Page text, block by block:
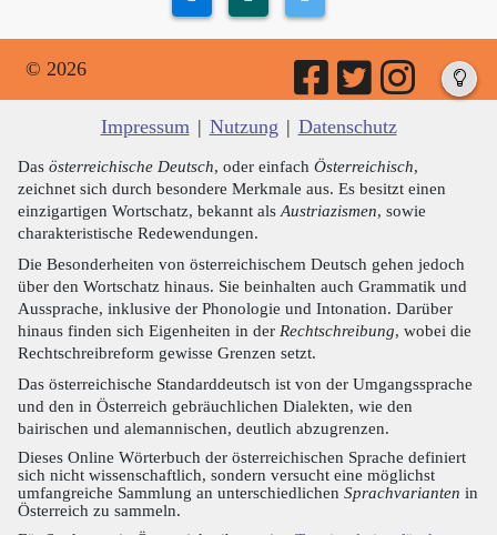
© 2026
Impressum | Nutzung | Datenschutz
Das österreichische Deutsch, oder einfach Österreichisch,
zeichnet sich durch besondere Merkmale aus. Es besitzt einen
einzigartigen Wortschatz, bekannt als Austriazismen, sowie
charakteristische Redewendungen.
Die Besonderheiten von österreichischem Deutsch gehen jedoch
über den Wortschatz hinaus. Sie beinhalten auch Grammatik und
Aussprache, inklusive der Phonologie und Intonation. Darüber
hinaus finden sich Eigenheiten in der Rechtschreibung, wobei die
Rechtschreibreform gewisse Grenzen setzt.
Das österreichische Standarddeutsch ist von der Umgangssprache
und den in Österreich gebräuchlichen Dialekten, wie den
bairischen und alemannischen, deutlich abzugrenzen.
Dieses Online Wörterbuch der österreichischen Sprache definiert
sich nicht wissenschaftlich, sondern versucht eine möglichst
umfangreiche Sammlung an unterschiedlichen Sprachvarianten in
Österreich zu sammeln.